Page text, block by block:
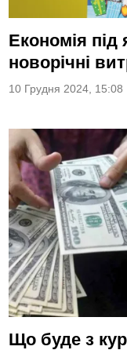
Економія
новорічні
10 Грудня 2024, 15:08
Що буде з